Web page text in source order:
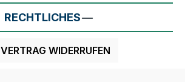
RECHTLICHES
VERTRAG WIDERRUFEN